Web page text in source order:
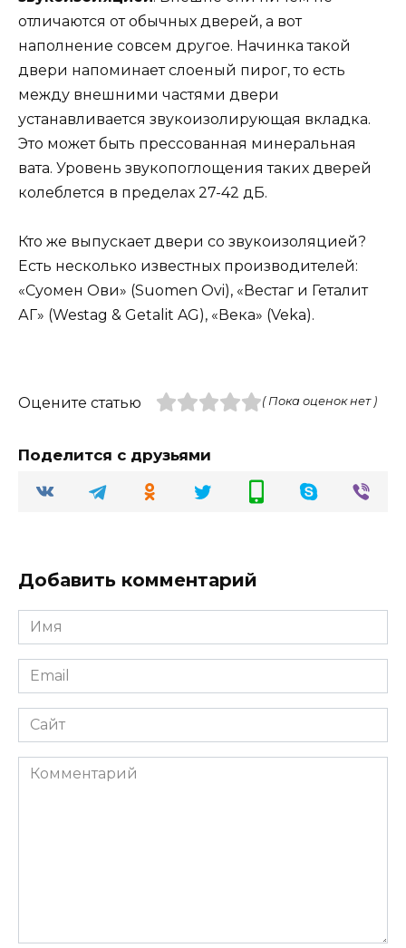
отличаются от обычных дверей, а вот
наполнение совсем другое. Начинка такой
двери напоминает слоеный пирог, то есть
между внешними частями двери
устанавливается звукоизолирующая вкладка.
Это может быть прессованная минеральная
вата. Уровень звукопоглощения таких дверей
колеблется в пределах 27-42 дБ.
Кто же выпускает двери со звукоизоляцией?
Есть несколько известных производителей:
«Суомен Ови» (Suomen Ovi), «Вестаг и Геталит
АГ» (Westag & Getalit AG), «Века» (Veka).
Оцените статью ( Пока оценок нет )
Поделится с друзьями
Добавить комментарий
Имя
Email
Сайт
Комментарий